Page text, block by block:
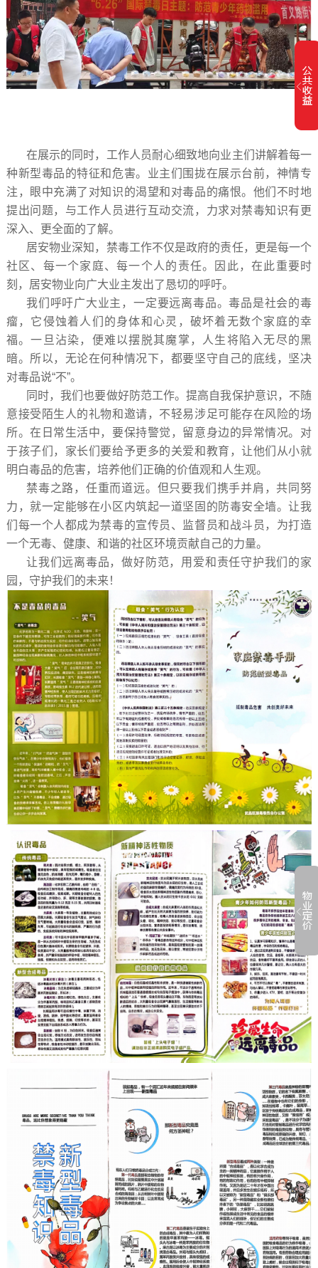
在展示的同时，工作人员耐心细致地向业主们讲解着每一
种新型毒品的特征和危害。业主们围拢在展示台前，神情专
注，眼中充满了对知识的渴望和对毒品的痛恨。他们不时地
提出问题，与工作人员进行互动交流，力求对禁毒知识有更
深入、更全面的了解。
居安物业深知，禁毒工作不仅是政府的责任，更是每一个
社区、每一个家庭、每一个人的责任。因此，在此重要时
刻，居安物业向广大业主发出了恳切的呼吁。
我们呼吁广大业主，一定要远离毒品。毒品是社会的毒
瘤，它侵蚀着人们的身体和心灵，破坏着无数个家庭的幸
福。一旦沾染，便难以摆脱其魔掌，人生将陷入无尽的黑
暗。所以，无论在何种情况下，都要坚守自己的底线，坚决
对毒品说“不”。
同时，我们也要做好防范工作。提高自我保护意识，不随
意接受陌生人的礼物和邀请，不轻易涉足可能存在风险的场
所。在日常生活中，要保持警觉，留意身边的异常情况。对
于孩子们，家长们要给予更多的关爱和教育，让他们从小就
明白毒品的危害，培养他们正确的价值观和人生观。
禁毒之路，任重而道远。但只要我们携手并肩，共同努
力，就一定能够在小区内筑起一道坚固的防毒安全墙。让我
们每一个人都成为禁毒的宣传员、监督员和战斗员，为打造
一个无毒、健康、和谐的社区环境贡献自己的力量。
让我们远离毒品，做好防范，用爱和责任守护我们的家
园，守护我们的未来！